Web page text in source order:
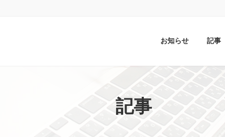
お知らせ 記事
記事